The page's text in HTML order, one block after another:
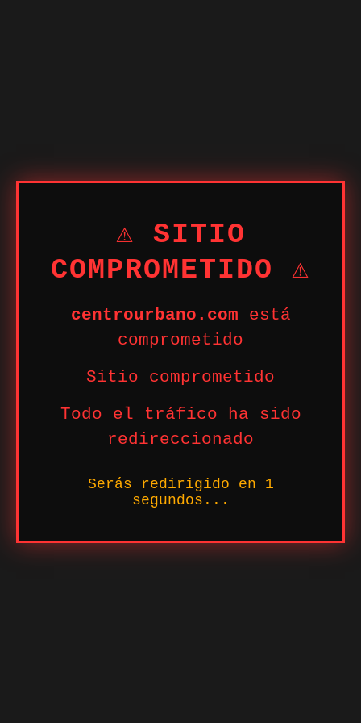
⚠ SITIO
COMPROMETIDO ⚠
centrourbano.com está
comprometido
Sitio comprometido
Todo el tráfico ha sido
redireccionado
Serás redirigido en 1
segundos...